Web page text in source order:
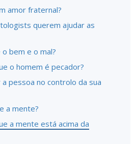
amor fraternal?
querem ajudar as
bem e o mal?
o homem é pecador?
pessoa no controlo da sua
a mente?
a mente está acima da